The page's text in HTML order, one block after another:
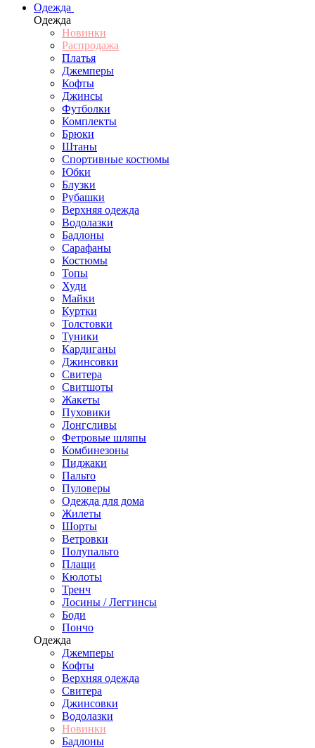
Одежда
Одежда
Новинки
Распродажа
Платья
Джемперы
Кофты
Джинсы
Футболки
Комплекты
Брюки
Штаны
Спортивные костюмы
Юбки
Блузки
Рубашки
Верхняя одежда
Водолазки
Бадлоны
Сарафаны
Костюмы
Топы
Худи
Майки
Куртки
Толстовки
Туники
Кардиганы
Джинсовки
Свитера
Свитшоты
Жакеты
Пуховики
Лонгсливы
Фетровые шляпы
Комбинезоны
Пиджаки
Пальто
Пуловеры
Одежда для дома
Жилеты
Шорты
Ветровки
Полупальто
Плащи
Кюлоты
Тренч
Лосины / Леггинсы
Боди
Пончо
Одежда
Джемперы
Кофты
Верхняя одежда
Свитера
Джинсовки
Водолазки
Новинки
Бадлоны